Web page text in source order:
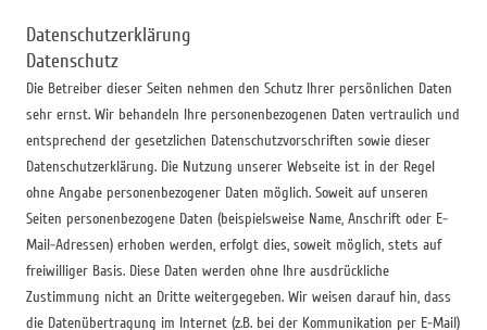
Datenschutzerklärung
Datenschutz
Die Betreiber dieser Seiten nehmen den Schutz Ihrer persönlichen Daten
sehr ernst. Wir behandeln Ihre personenbezogenen Daten vertraulich und
entsprechend der gesetzlichen Datenschutzvorschriften sowie dieser
Datenschutzerklärung. Die Nutzung unserer Webseite ist in der Regel
ohne Angabe personenbezogener Daten möglich. Soweit auf unseren
Seiten personenbezogene Daten (beispielsweise Name, Anschrift oder E-
Mail-Adressen) erhoben werden, erfolgt dies, soweit möglich, stets auf
freiwilliger Basis. Diese Daten werden ohne Ihre ausdrückliche
Zustimmung nicht an Dritte weitergegeben. Wir weisen darauf hin, dass
die Datenübertragung im Internet (z.B. bei der Kommunikation per E-Mail)